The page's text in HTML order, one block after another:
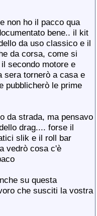
non ho il pacco qua
bene.. il kit
da uso classico e il
da corsa, come si
secondo motore e
sera tornerò a casa e
pubblicherò le prime
da strada, ma pensavo
drag.... forse il
slik e il roll bar
vedrò cosa c'è
su questa
che susciti la vostra